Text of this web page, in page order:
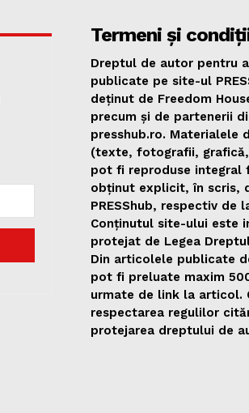
Termeni și
Dreptul de autor pentru
publicate pe site-ul
deținut de Freedom
precum și de partenerii
presshub.ro. Materialele
(texte, fotografii, grafică,
pot fi reproduse integral
obținut explicit, în scris,
PRESShub, respectiv de
Conținutul site-ului este
protejat de Legea
Din articolele publicate
pot fi preluate maxim
urmate de link la articol.
respectarea regulilor
protejarea dreptului de